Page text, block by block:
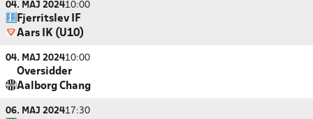
04. MAJ 202410:00
Fjerritslev IF
Aars IK (U10)
04. MAJ 202410:00
Oversidder
Aalborg Chang
06. MAJ 202417:30